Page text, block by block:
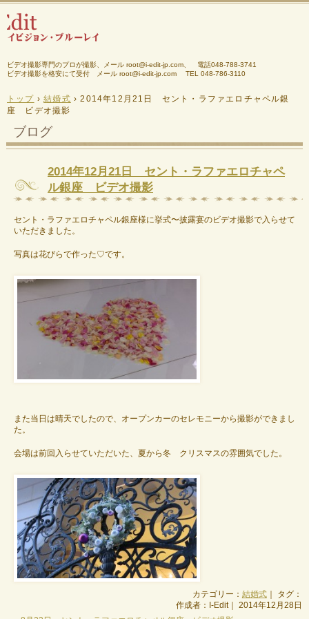
ビデオ撮影専門のプロが撮影、メール root@i-edit-jp.com、 電話048-788-3741
ビデオ撮影を格安にて受付 メール root@i-edit-jp.com
TEL 048-786-3110
トップ ›結婚式 ›2014年12月21日 セント・ラファエロチャペル銀
座 ビデオ撮影
ブログ
2014年12月21日 セント・ラファエロチャペ
ル銀座 ビデオ撮影
セント・ラファエロチャペル銀座様に挙式〜披露宴のビデオ撮影で入らせて
いただきました。
写真は花びらで作った♡です。
また当日は晴天でしたので、オープンカーのセレモニーから撮影ができまし
た。
会場は前回入らせていただいた、夏から冬 クリスマスの雰囲気でした。
カテゴリー： 結婚式｜ タグ：
作成者：I-Edit｜ 2014年12月28日